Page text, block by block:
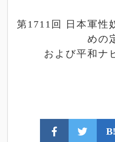
第1711 回 日本軍性
めの
および平和ナ
B!